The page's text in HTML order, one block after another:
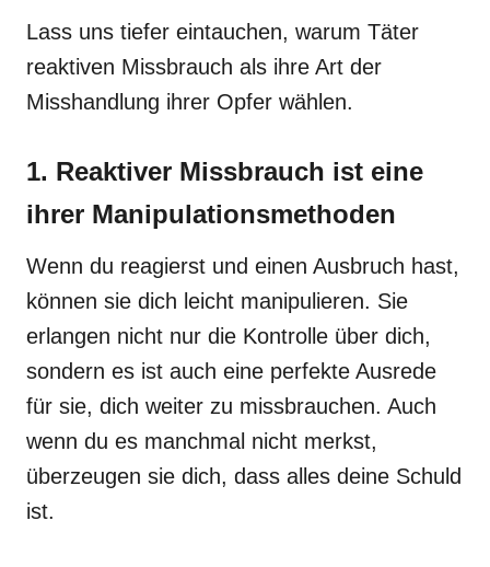
Lass uns tiefer eintauchen, warum Täter
reaktiven Missbrauch als ihre Art der
Misshandlung ihrer Opfer wählen.
1. Reaktiver Missbrauch ist eine
ihrer Manipulationsmethoden
Wenn du reagierst und einen Ausbruch hast,
können sie dich leicht manipulieren. Sie
erlangen nicht nur die Kontrolle über dich,
sondern es ist auch eine perfekte Ausrede
für sie, dich weiter zu missbrauchen. Auch
wenn du es manchmal nicht merkst,
überzeugen sie dich, dass alles deine Schuld
ist.